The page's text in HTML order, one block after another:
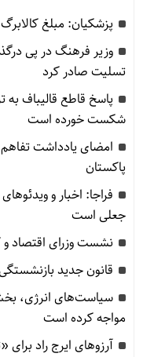
پزشکیان: مبلغ
وزیر فرهنگ در پی
تسلیت صادر کرد
پاسخ قاطع قالیباف
شکست خورده است
پاکستان
فراجا: اخبار و
جعلی است
نشست وزرای اقتصاد و
قانون جدید
سیاست‌های انرژی،
مواجه کرده است
آرزوهای ایرج راد برای